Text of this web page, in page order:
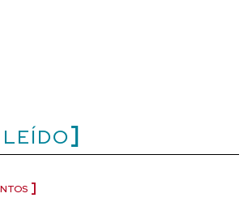
LEÍDO